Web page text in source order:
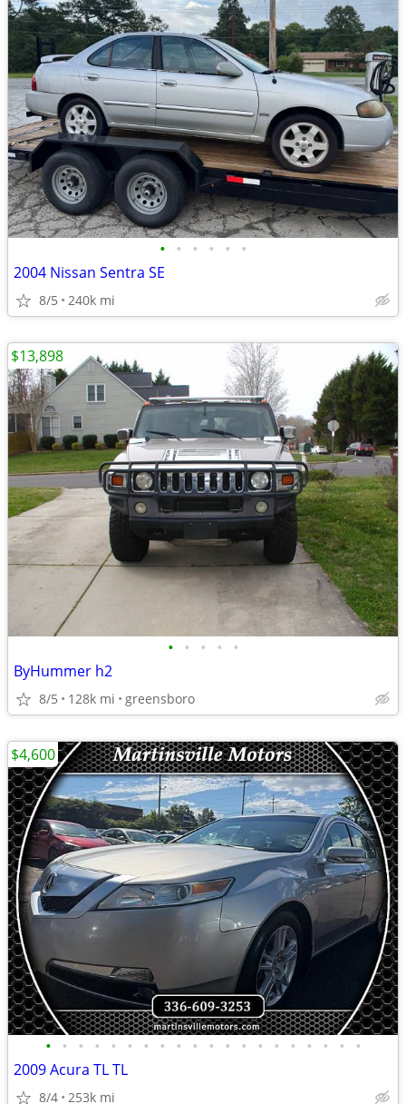
• • • • • •
2004 Nissan Sentra SE
8/5 240k mi
• • • • •
ByHummer h2
8/5 128k mi greensboro
$13,898
• • • • • • • • • • • • • • • • • • • •
2009 Acura TL TL
8/4 253k mi
$4,600